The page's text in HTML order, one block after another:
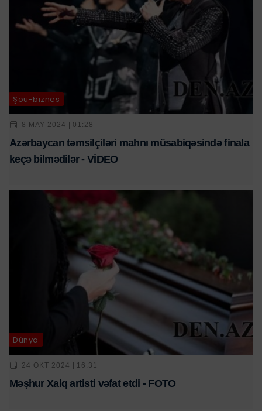
Şou-biznes
8 MAY 2024 | 01:28
Azərbaycan təmsilçiləri mahnı müsabiqəsində finala
keçə bilmədilər - VİDEO
Dünya
24 OKT 2024 | 16:31
Məşhur Xalq artisti vəfat etdi - FOTO